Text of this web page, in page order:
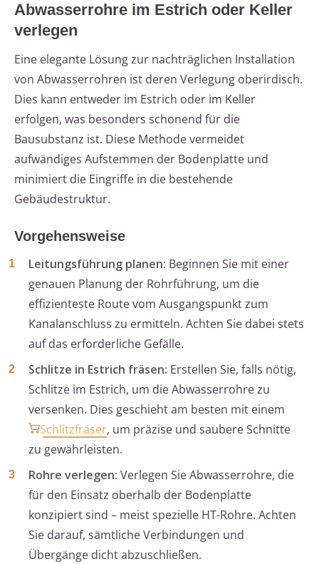
Abwasserrohre im Estrich oder Keller
verlegen
Eine elegante Lösung zur nachträglichen Installation
von Abwasserrohren ist deren Verlegung oberirdisch.
Dies kann entweder im Estrich oder im Keller
erfolgen, was besonders schonend für die
Bausubstanz ist. Diese Methode vermeidet
aufwändiges Aufstemmen der Bodenplatte und
minimiert die Eingriffe in die bestehende
Gebäudestruktur.
Vorgehensweise
Leitungsführung planen: Beginnen Sie mit einer
genauen Planung der Rohrführung, um die
effizienteste Route vom Ausgangspunkt zum
Kanalanschluss zu ermitteln. Achten Sie dabei stets
auf das erforderliche Gefälle.
Schlitze in Estrich fräsen: Erstellen Sie, falls nötig,
Schlitze im Estrich, um die Abwasserrohre zu
versenken. Dies geschieht am besten mit einem
Schlitzfräser, um präzise und saubere Schnitte
zu gewährleisten.
Rohre verlegen: Verlegen Sie Abwasserrohre, die
für den Einsatz oberhalb der Bodenplatte
konzipiert sind – meist spezielle HT-Rohre. Achten
Sie darauf, sämtliche Verbindungen und
Übergänge dicht abzuschließen.